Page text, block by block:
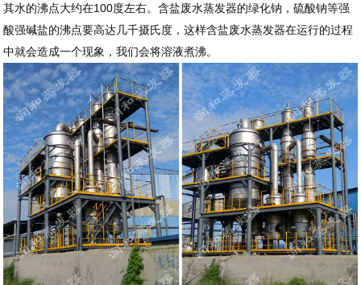
其水的沸点大约在100度左右。含盐废水蒸发器的绿化钠，硫酸钠等强
酸强碱盐的沸点要高达几千摄氏度，这样含盐废水蒸发器在运行的过程
中就会造成一个现象，我们会将溶液煮沸。